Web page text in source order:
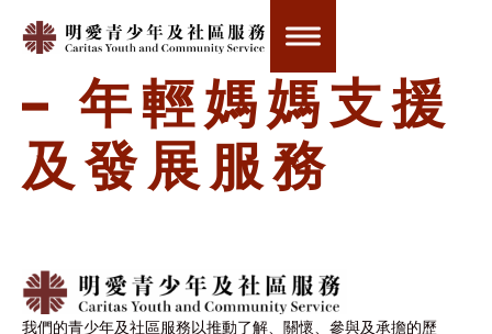
明愛風信子行動
– 年輕媽媽支援
及發展服務
我們的青少年及社區服務以推動了解、關懷、參與及承擔的歷